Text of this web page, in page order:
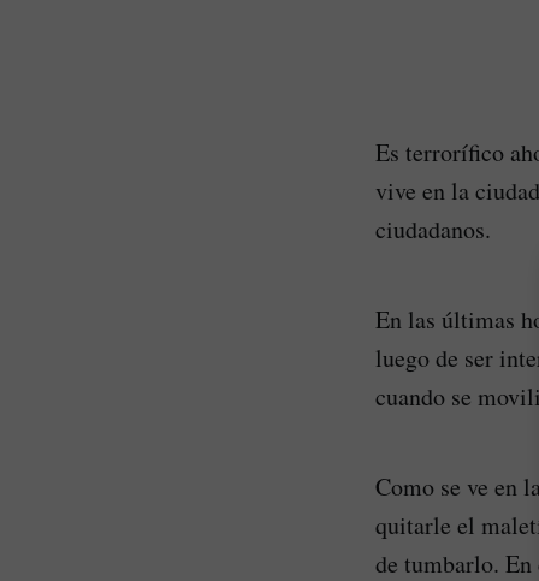
Es terrorífico
vive en la
ciudadanos.
En las últimas
luego de ser
cuando se
Como se ve en
quitarle el
de tumbarlo. En